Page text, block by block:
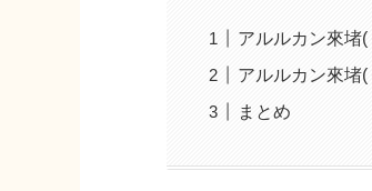
アルルカン來堵(
アルルカン來堵
まとめ